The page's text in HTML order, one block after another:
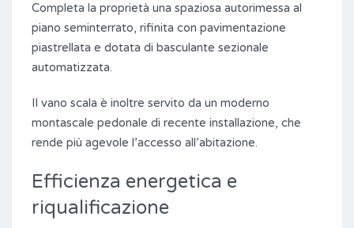
Completa la proprietà una spaziosa autorimessa al
piano seminterrato, rifinita con pavimentazione
piastrellata e dotata di basculante sezionale
automatizzata.
Il vano scala è inoltre servito da un moderno
montascale pedonale di recente installazione, che
rende più agevole l’accesso all’abitazione.
Efficienza energetica e
riqualificazione